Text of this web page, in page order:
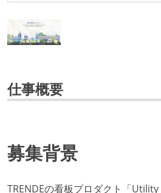
仕事概要
募集背景
TRENDEの看板プロダクト「